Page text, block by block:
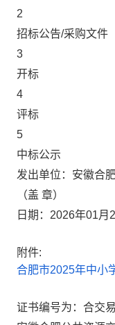
2
招标公告/采购文件
3
开标
4
评标
5
中标公示
发出单位：安徽合
（盖 章）
日期：2026年01月
附件:
合肥市2025年中小
证书编号为：合交